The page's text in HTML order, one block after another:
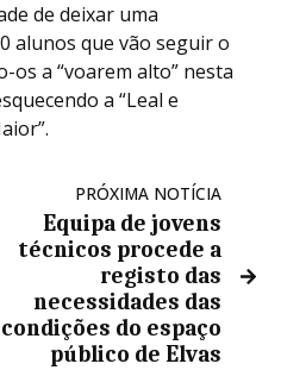
de deixar uma
alunos que vão seguir o
os a “voarem alto” nesta
a “Leal e
PRÓXIMA NOTÍCIA
Equipa de jovens
técnicos procede a
registo das
necessidades das
condições do espaço
público de Elvas